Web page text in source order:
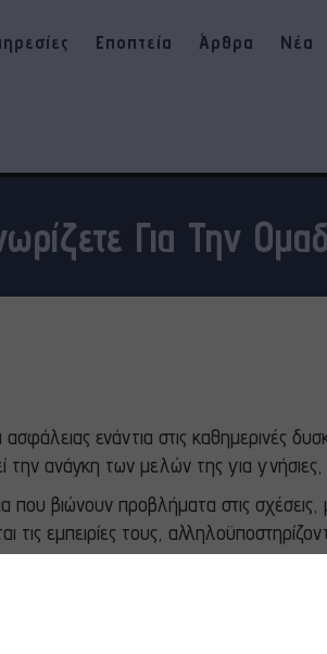
Εποπτεία Άρθρα Νέα
Για Την
ενάντια στις καθημερινές
την ανάγκη των μελών της για γνήσιες,
που βιώνουν προβλήματα στις
εμπειρίες τους,
η ομάδα και να επέλθει η